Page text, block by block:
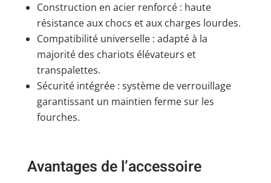
Construction en acier renforcé : haute
résistance aux chocs et aux charges lourdes.
Compatibilité universelle : adapté à la
majorité des chariots élévateurs et
transpalettes.
Sécurité intégrée : système de verrouillage
garantissant un maintien ferme sur les
fourches.
Avantages de l’accessoire